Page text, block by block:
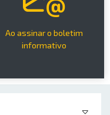
Ao assinar o boletim
informativo